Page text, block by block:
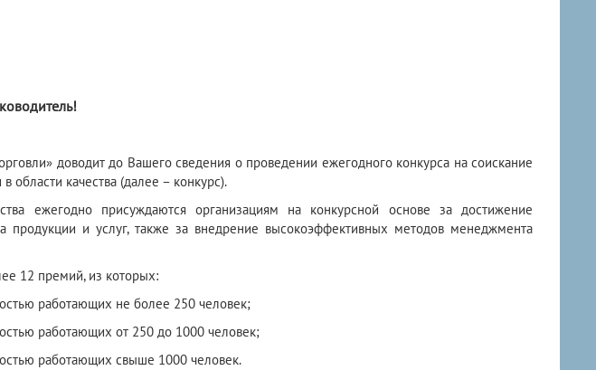
доводит до Вашего сведения о проведении ежегодного конкурса на соискание
области качества (далее – конкурс).
ежегодно присуждаются организациям на конкурсной основе за достижение
продукции и услуг, также за внедрение высокоэффективных методов менеджмента
12 премий, из которых:
работающих не более 250 человек;
работающих от 250 до 1000 человек;
работающих свыше 1000 человек.